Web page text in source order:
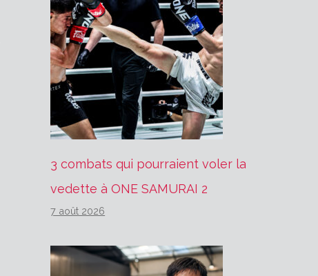
3 combats qui pourraient voler la
vedette à ONE SAMURAI 2
7 août 2026